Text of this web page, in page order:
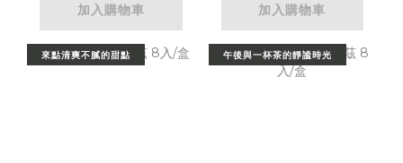
加入購物車 加入購物車
來點清爽不膩的甜點 午後與一杯茶的靜謐時光